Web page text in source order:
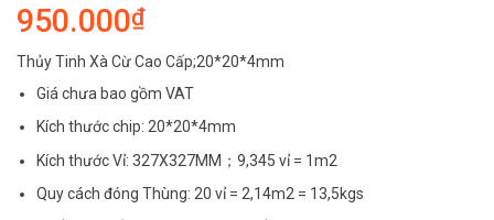
950.000₫
Thủy Tinh Xà Cừ Cao Cấp;20*20*4mm
Giá chưa bao gồm VAT
Kích thước chip: 20*20*4mm
Kích thước Vỉ: 327X327MM；9,345 vỉ = 1m2
Quy cách đóng Thùng: 20 vỉ = 2,14m2 = 13,5kgs